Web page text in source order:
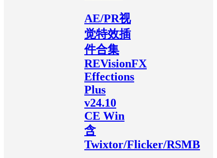
AE/PR视
觉特效插
件合集
REVisionFX
Effections
Plus
v24.10
CE Win
含
Twixtor/Flicker/RSMB